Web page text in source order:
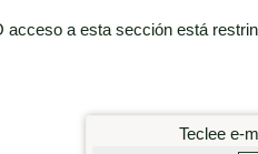
acceso a esta sección está
Teclee e-